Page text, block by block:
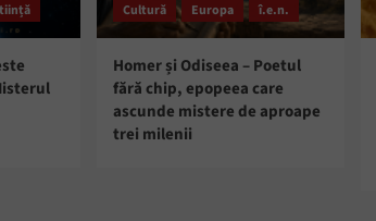
Cultură Europa î.e.n.
Homer și Odiseea – Poetul
fără chip, epopeea care
ascunde mistere de aproape
trei milenii